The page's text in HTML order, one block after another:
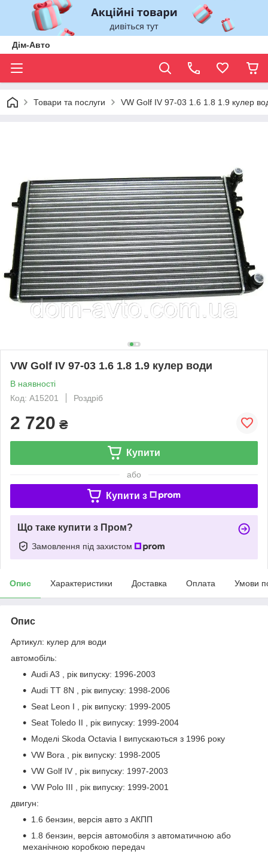
Дім-Авто
Товари та послуги VW Golf IV 97-03 1.6 1.8 1.9 кулер
VW Golf IV 97-03 1.6 1.8 1.9 кулер води
В наявності
Код: A15201
Роздріб
2 720 ₴
Купити
або
Купити з
Що таке купити з Пром?
Замовлення під захистом
Опис Характеристики Доставка Оплата Умови
Опис
Артикул: кулер для води
автомобіль:
Audi A3 , рік випуску: 1996-2003
Audi TT 8N , рік випуску: 1998-2006
Seat Leon I , рік випуску: 1999-2005
Seat Toledo II , рік випуску: 1999-2004
Моделі Skoda Octavia I випускаються з 1996 року
VW Bora , рік випуску: 1998-2005
VW Golf IV , рік випуску: 1997-2003
VW Polo III , рік випуску: 1999-2001
двигун:
1.6 бензин, версія авто з АКПП
1.8 бензин, версія автомобіля з автоматичною або
механічною коробкою передач